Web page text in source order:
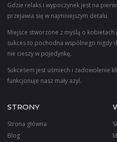
Gdzie relaks i wypoczynek jest na
przejawia się w najmniejszym detalu.
Miejsce stworzone z myślą o
sukces to pochodna wspólnego nigdy
nie cieszy w pojedynkę.
Sukcesem jest uśmiech i zadowolenie
funkcjonuje nasz mały azyl.
STRONY
Strona główna
Blog